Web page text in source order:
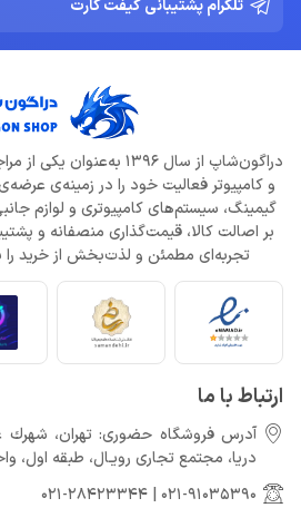
تلگرام پشتیبانی گیفت کارت
دراگون‌شاپ از سال 1396
و کامپیوتر فعالیت خود را در زمینه‌ی
گیمینگ، سیستم‌های کامپیوتری و لوازم
بر اصالت کالا، قیمت‌گذاری منصفانه و
تجربه‌ای مطمئن و لذت‌بخش از خرید را
ارتباط با ما
آدرس فروشگاه حضوری: تهران، شهرك
دريا، مجتمع تجارى رويـال، طبقه اول، واحد 110 فروشگاه
021-91035390
021-28423344